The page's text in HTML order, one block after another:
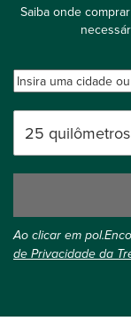
Saiba onde
25 quilômetros
Ao clicar em
de Privacidade da